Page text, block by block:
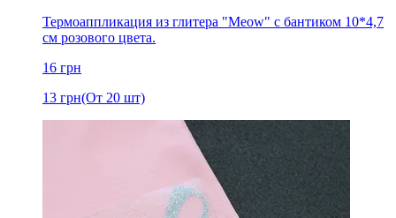
Термоаппликация из глитера "Meow" с бантиком 10*4,7
см розового цвета.
16 грн
13 грн(От 20 шт)